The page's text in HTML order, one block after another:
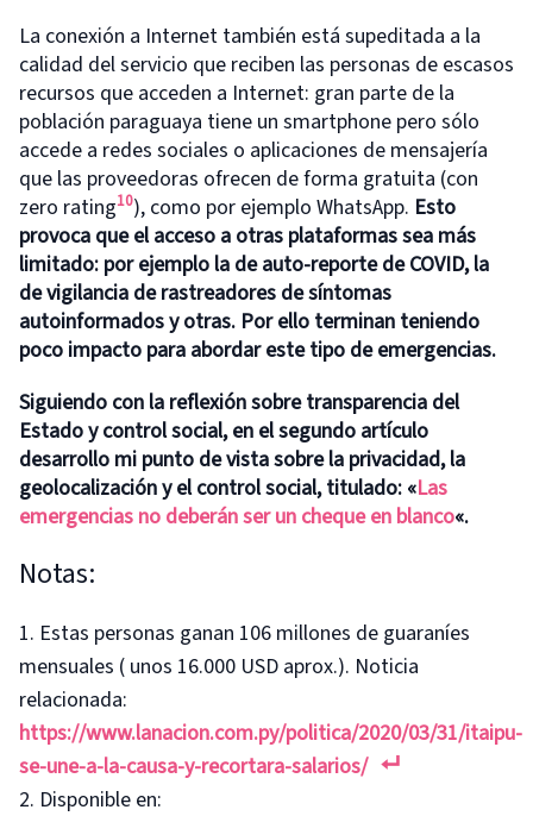
La conexión a Internet también está supeditada a la
calidad del servicio que reciben las personas de escasos
recursos que acceden a Internet: gran parte de la
población paraguaya tiene un smartphone pero sólo
accede a redes sociales o aplicaciones de mensajería
que las proveedoras ofrecen de forma gratuita (con
zero rating10), como por ejemplo WhatsApp. Esto
provoca que el acceso a otras plataformas sea más
limitado: por ejemplo la de auto-reporte de COVID, la
de vigilancia de rastreadores de síntomas
autoinformados y otras. Por ello terminan teniendo
poco impacto para abordar este tipo de emergencias.
Siguiendo con la reflexión sobre transparencia del
Estado y control social, en el segundo artículo
desarrollo mi punto de vista sobre la privacidad, la
geolocalización y el control social, titulado: «Las
emergencias no deberán ser un cheque en blanco«.
Notas:
Estas personas ganan 106 millones de guaraníes
mensuales ( unos 16.000 USD aprox.). Noticia
relacionada:
https://www.lanacion.com.py/politica/2020/03/31/itaipu-
se-une-a-la-causa-y-recortara-salarios/
Disponible en: